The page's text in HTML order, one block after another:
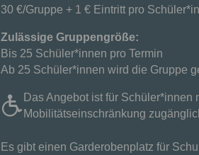
30 €/Gruppe + 1 € Eintritt pro
Zulässige Gruppengröße:
Bis 25 Schüler*innen pro Termin
Ab 25 Schüler*innen wird die Gruppe
Das Angebot ist für Schüler*innen
Mobilitätseinschränkung
Es gibt einen Garderobenplatz für